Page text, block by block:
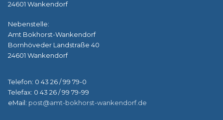
24601 Wankendorf
Nebenstelle:
Amt Bokhorst-Wankendorf
Bornhöveder Landstraße 40
24601 Wankendorf
Telefon: 0 43 26 / 99 79-0
Telefax: 0 43 26 / 99 79-99
eMail: post@amt-bokhorst-wankendorf.de